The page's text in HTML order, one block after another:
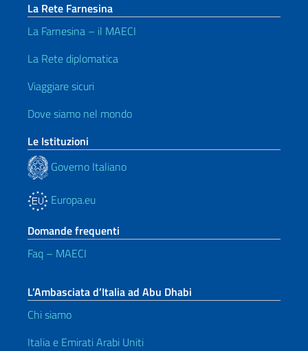
La Rete Farnesina
La Farnesina – il MAECI
La Rete diplomatica
Viaggiare sicuri
Dove siamo nel mondo
Le Istituzioni
Governo Italiano
Europa.eu
Domande frequenti
Faq – MAECI
L’Ambasciata d’Italia ad Abu Dhabi
Chi siamo
Italia e Emirati Arabi Uniti